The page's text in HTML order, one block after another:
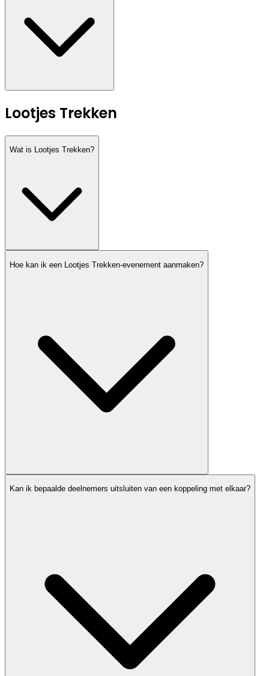
Lootjes Trekken
Wat is Lootjes Trekken?
Hoe kan ik een Lootjes Trekken-evenement aanmaken?
Kan ik bepaalde deelnemers uitsluiten van een koppeling met elkaar?